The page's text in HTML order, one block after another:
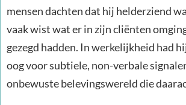
mensen dachten dat hij helderziend
vaak wist wat er in zijn cliënten
gezegd hadden. In werkelijkheid had
oog voor subtiele, non-verbale
onbewuste belevingswereld die